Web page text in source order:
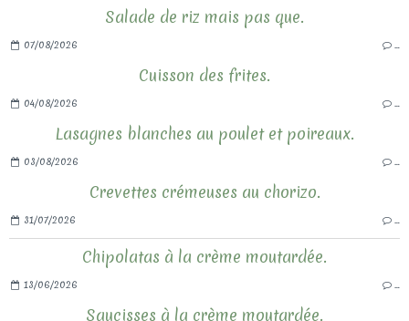
Salade de riz mais pas que.
07/08/2026
Cuisson des frites.
04/08/2026
Lasagnes blanches au poulet et poireaux.
03/08/2026
Crevettes crémeuses au chorizo.
31/07/2026
Chipolatas à la crème moutardée.
13/06/2026
Saucisses à la crème moutardée.